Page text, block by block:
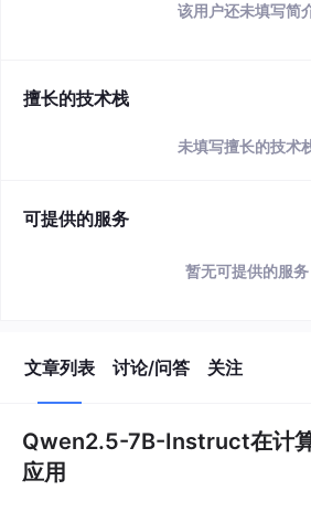
该用户还未填写简
擅长的技术栈
未填写擅长的技术
可提供的服务
暂无可提供的服务
文章列表 讨论/问答 关注
Qwen2.5-7B-Instruct在计
应用